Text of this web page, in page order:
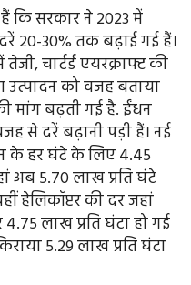
कि सरकार ने 2023 में
20-30% तक बढ़ाई गई हैं।
चार्टर्ड एयरक्राफ्ट की
को वजह बताया
मांग बढ़ती गई है. ईंधन
से दरें बढ़ानी पड़ी हैं। नई
के हर घंटे के लिए 4.45
अब 5.70 लाख प्रति घंटे
हेलिकॉप्टर की दर जहां
लाख प्रति घंटा हो गई
5.29 लाख प्रति घंटा